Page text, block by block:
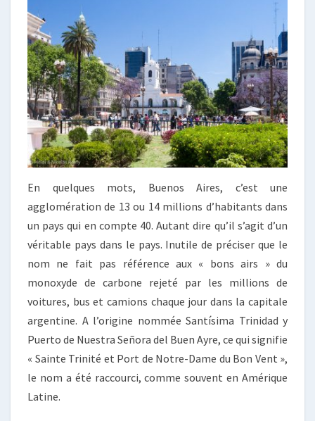
En quelques mots, Buenos Aires, c’est une
agglomération de 13 ou 14 millions d’habitants dans
un pays qui en compte 40. Autant dire qu’il s’agit d’un
véritable pays dans le pays. Inutile de préciser que le
nom ne fait pas référence aux « bons airs » du
monoxyde de carbone rejeté par les millions de
voitures, bus et camions chaque jour dans la capitale
argentine. A l’origine nommée Santísima Trinidad y
Puerto de Nuestra Señora del Buen Ayre, ce qui signifie
« Sainte Trinité et Port de Notre-Dame du Bon Vent »,
le nom a été raccourci, comme souvent en Amérique
Latine.